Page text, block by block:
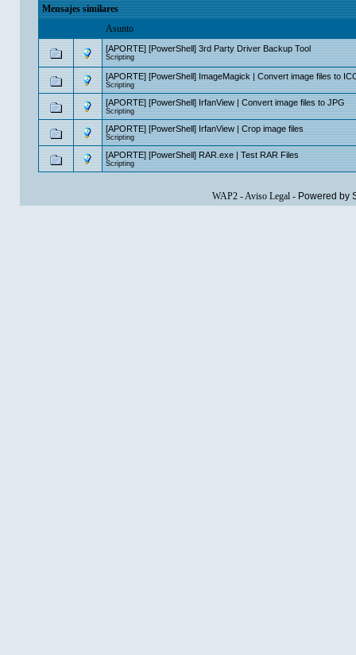
Mensajes similares
Asunto
[APORTE] [PowerShell] 3rd Party Driver Backup Tool
Scripting
[APORTE] [PowerShell] ImageMagick | Convert image files to
Scripting
[APORTE] [PowerShell] IrfanView | Convert image files to JPG
Scripting
[APORTE] [PowerShell] IrfanView | Crop image files
Scripting
[APORTE] [PowerShell] RAR.exe | Test RAR Files
Scripting
WAP2-Aviso Legal- Powered by